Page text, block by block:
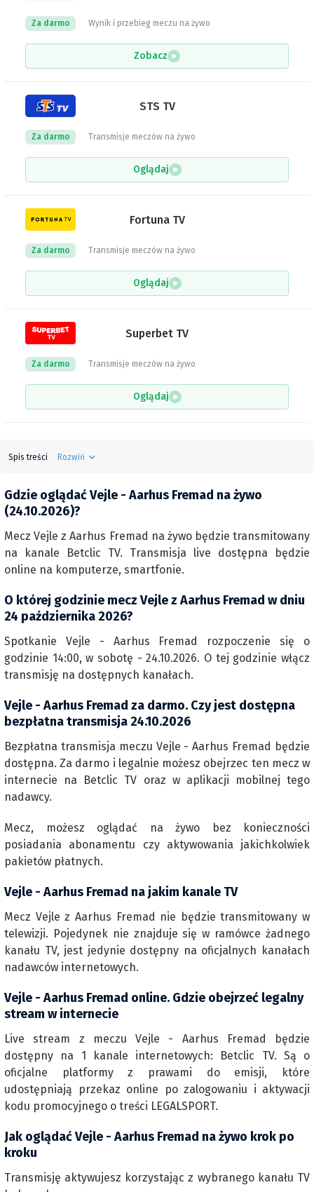
Wynik i przebieg meczu na żywo
Za darmo
Zobacz
STS TV
Transmisje meczów na żywo
Za darmo
Oglądaj
Fortuna TV
Transmisje meczów na żywo
Za darmo
Oglądaj
Superbet TV
Transmisje meczów na żywo
Za darmo
Oglądaj
Spis treści Rozwiń
Gdzie oglądać Vejle - Aarhus Fremad na żywo
(24.10.2026)?
Mecz Vejle z Aarhus Fremad na żywo będzie transmitowany
na kanale Betclic TV. Transmisja live dostępna będzie
online na komputerze, smartfonie.
O której godzinie mecz Vejle z Aarhus Fremad w dniu
24 października 2026?
Spotkanie Vejle - Aarhus Fremad rozpoczenie się o
godzinie 14:00, w sobotę - 24.10.2026. O tej godzinie włącz
transmisję na dostępnych kanałach.
Vejle - Aarhus Fremad za darmo. Czy jest dostępna
bezpłatna transmisja 24.10.2026
Bezpłatna transmisja meczu Vejle - Aarhus Fremad będzie
dostępna. Za darmo i legalnie możesz obejrzec ten mecz w
internecie na Betclic TV oraz w aplikacji mobilnej tego
nadawcy.
Mecz, możesz oglądać na żywo bez konieczności
posiadania abonamentu czy aktywowania jakichkolwiek
pakietów płatnych.
Vejle - Aarhus Fremad na jakim kanale TV
Mecz Vejle z Aarhus Fremad nie będzie transmitowany w
telewizji. Pojedynek nie znajduje się w ramówce żadnego
kanału TV, jest jedynie dostępny na oficjalnych kanałach
nadawców internetowych.
Vejle - Aarhus Fremad online. Gdzie obejrzeć legalny
stream w internecie
Live stream z meczu Vejle - Aarhus Fremad będzie
dostępny na 1 kanale internetowych: Betclic TV. Są o
oficjalne platformy z prawami do emisji, które
udostępniają przekaz online po zalogowaniu i aktywacji
kodu promocyjnego o treści LEGALSPORT.
Jak oglądać Vejle - Aarhus Fremad na żywo krok po
kroku
Transmisję aktywujesz korzystając z wybranego kanału TV